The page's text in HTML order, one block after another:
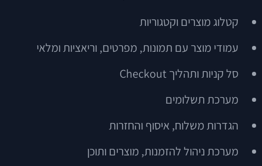
קטלוג מוצרים וקטגוריות
עמודי מוצר עם תמונות, מפרטים, וריאציות ומלאי
סל קניות ותהליך Checkout
מערכת תשלומים
הגדרות משלוח, איסוף והחזרות
מערכת ניהול להזמנות, מוצרים ותוכן